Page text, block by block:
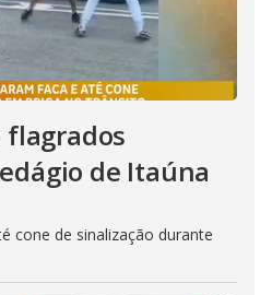
flagrados
de Itaúna
cone de sinalização durante